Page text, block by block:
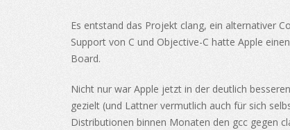
Es entstand das Projekt clang, ein alternativer
Support von C und Objective-C hatte Apple
Board.
Nicht nur war Apple jetzt in der deutlich
gezielt (und Lattner vermutlich auch für sich
Distributionen binnen Monaten den gcc gegen